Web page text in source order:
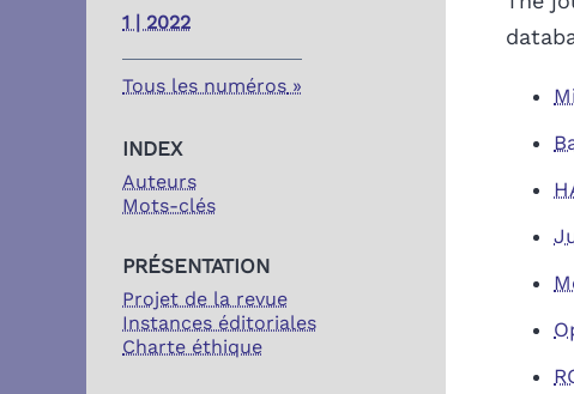
1 | 2022
Tous les numéros
INDEX
Auteurs
Mots-clés
PRÉSENTATION
Projet de la revue
Instances éditoriales
Charte éthique